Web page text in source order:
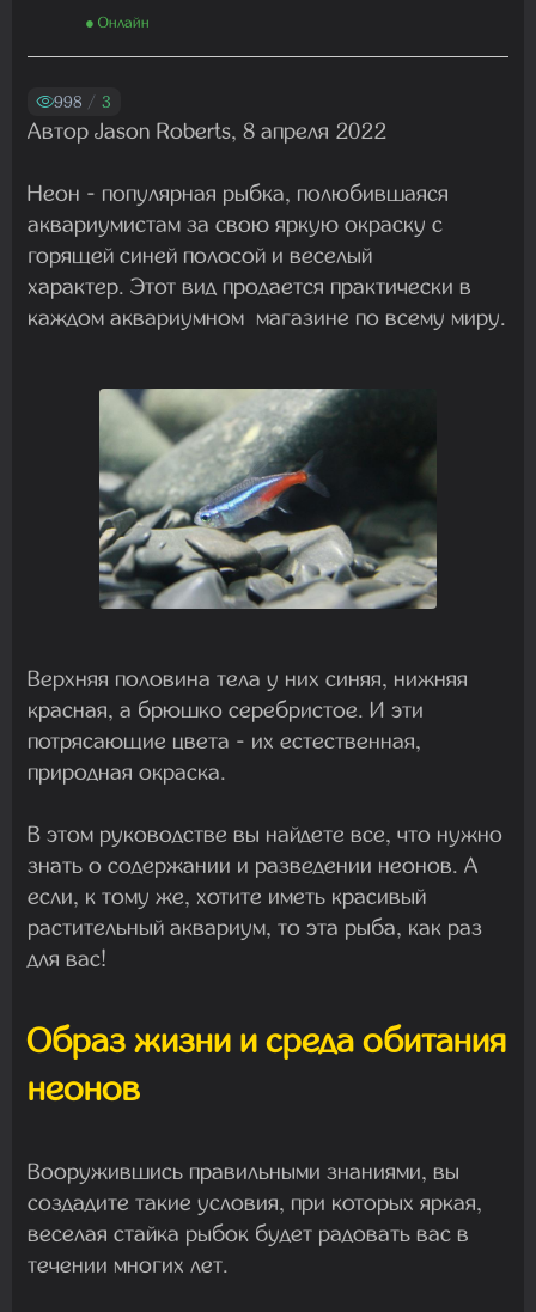
01.08.2026 19:41:26
Madam
Madam
22.07.2026 19:16:45
19.07.2026 08:27:00
● Онлайн
998 / 3
Автор Jason Roberts, 8 апреля 2022
Неон - популярная рыбка, полюбившаяся
аквариумистам за свою яркую окраску с
горящей синей полосой и веселый
характер. Этот вид продается практически в
каждом аквариумном магазине по всему миру.
Верхняя половина тела у них синяя, нижняя
красная, а брюшко серебристое. И эти
потрясающие цвета - их естественная,
природная окраска.
В этом руководстве вы найдете все, что нужно
знать о содержании и разведении неонов. А
если, к тому же, хотите иметь красивый
растительный аквариум, то эта рыба, как раз
для вас!
Образ жизни и среда обитания
неонов
Вооружившись правильными знаниями, вы
создадите такие условия, при которых яркая,
веселая стайка рыбок будет радовать вас в
течении многих лет.